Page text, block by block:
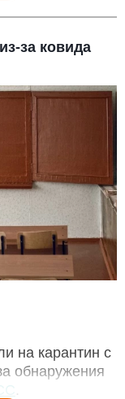
за ковида
на карантин с
обнаружения